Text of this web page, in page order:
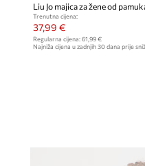
Liu Jo majica za žene od
Trenutna cijena:
37,99 €
Regularna cijena: 61,99 €
Najniža cijena u zadnjih 30 dana prije